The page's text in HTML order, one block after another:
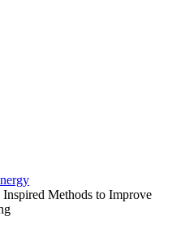
Methods to Improve